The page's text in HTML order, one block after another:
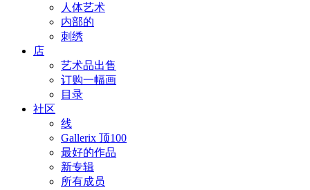
人体艺术
内部的
刺绣
店
艺术品出售
订购一幅画
目录
社区
线
Gallerix 顶100
最好的作品
新专辑
所有成员